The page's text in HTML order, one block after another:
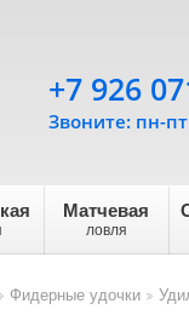
Матчевая
ловля
+7 926
Звоните: пн-
Фидерные удочки